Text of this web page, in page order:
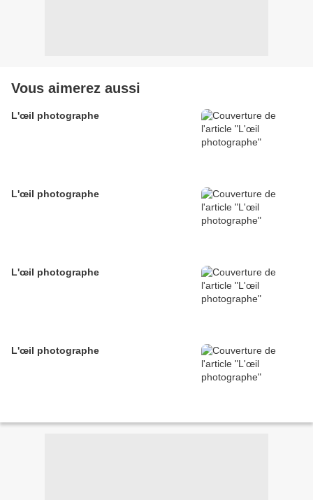
Vous aimerez aussi
L'œil photographe
L'œil photographe
L'œil photographe
L'œil photographe